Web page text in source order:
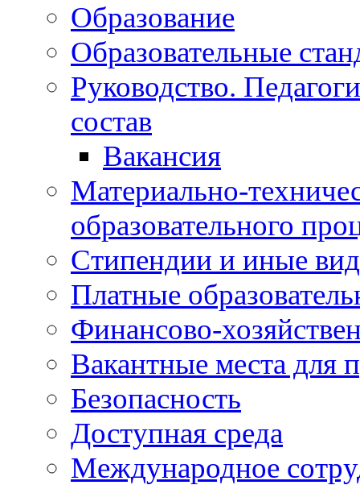
Образование
Образовательные
Руководство.
состав
Вакансия
Материально-
образовательного
Стипендии и иные
Платные
Финансово-
Вакантные места для
Безопасность
Доступная среда
Международное